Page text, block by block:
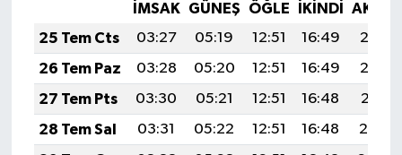
İMSAK GÜNEŞ ÖĞLE İKINDI
25 Tem Cts
03:27 05:19 12:51 16:49
20:13
26 Tem Paz
03:28 05:20 12:51 16:49
20:12
27 Tem Pts
03:30 05:21 12:51 16:48
20:11
28 Tem Sal
03:31 05:22 12:51 16:48
20:10